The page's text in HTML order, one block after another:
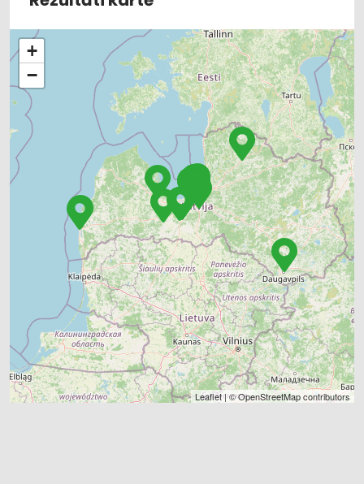
+
−
Leaflet| ©OpenStreetMapcontributors